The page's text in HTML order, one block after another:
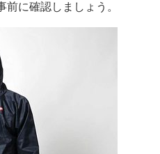
に確認しましょう。